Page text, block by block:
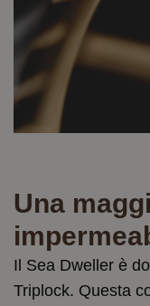
Una
Il Sea Dweller è
Triplock. Questa